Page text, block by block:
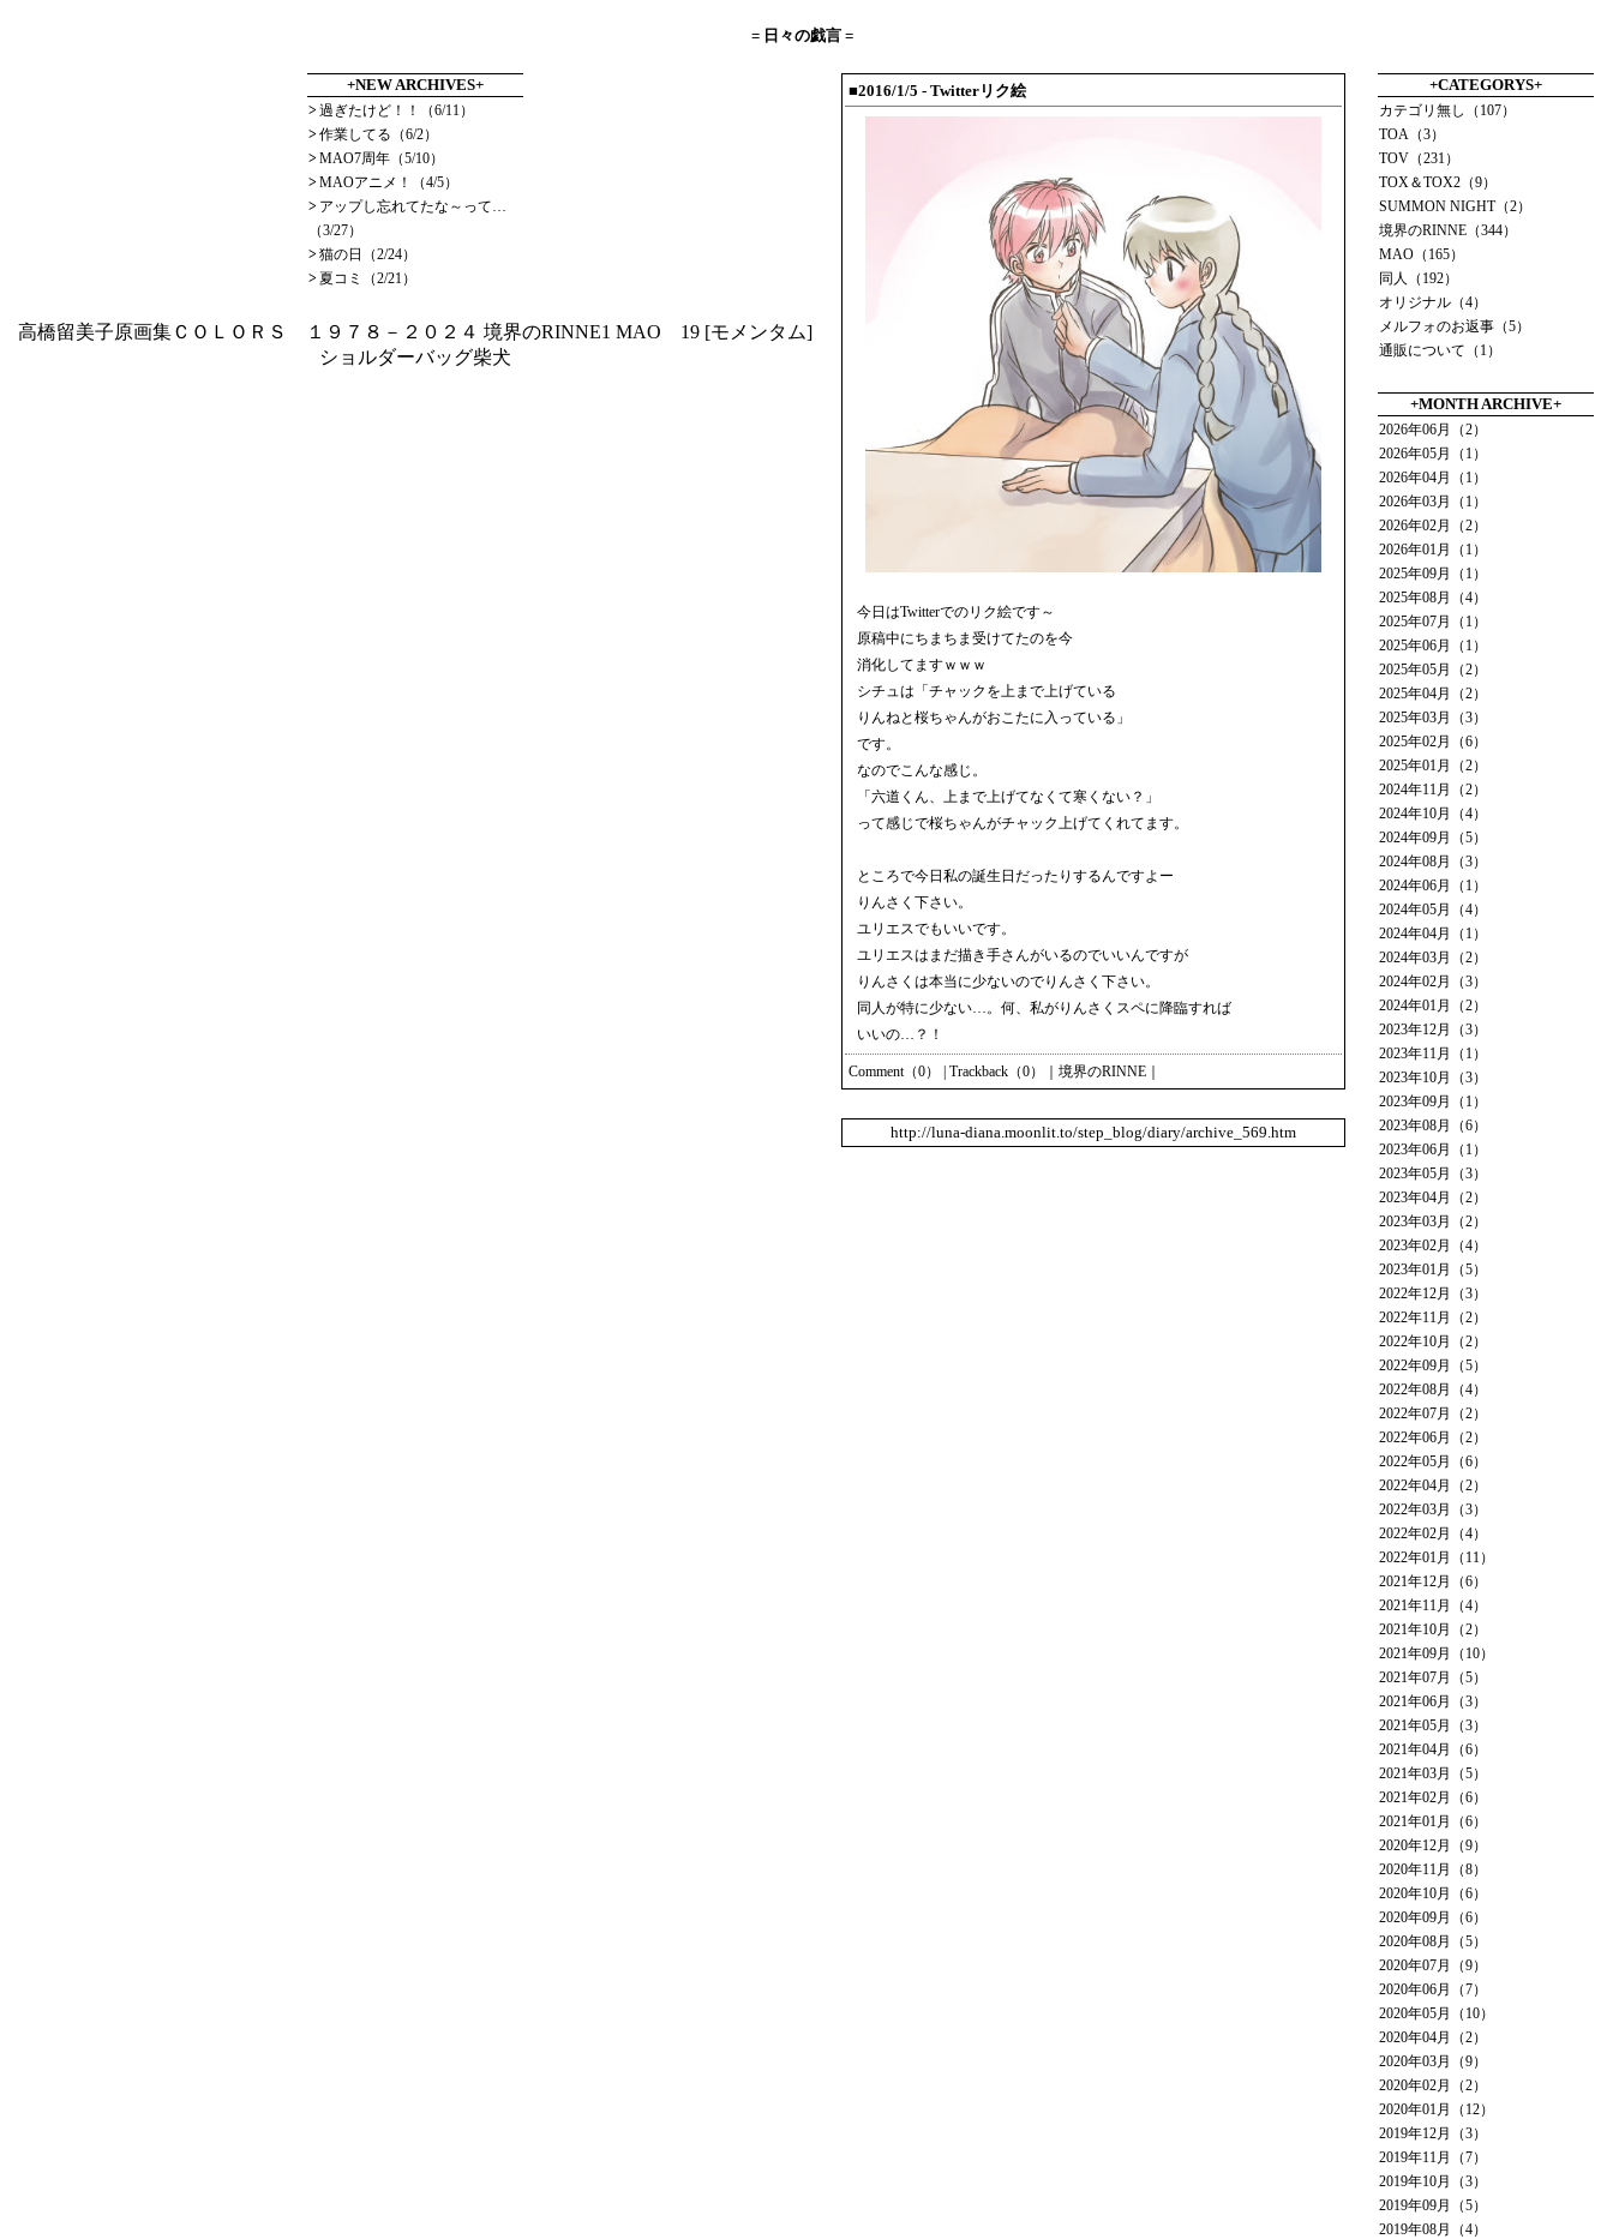
= 日々の戯言 =
+NEW ARCHIVES+
>過ぎたけど！！（6/11）
>作業してる（6/2）
>MAO7周年（5/10）
>MAOアニメ！（4/5）
> アップし忘れてたな～って…
（3/27）
>猫の日（2/24）
>夏コミ（2/21）
高橋留美子原画集ＣＯＬＯＲＳ １９７８－２０２４ 境界のRINNE1 MAO 19 [モメンタム]
ショルダーバッグ柴犬
■2016/1/5 - Twitterリク絵
今日はTwitterでのリク絵です～
原稿中にちまちま受けてたのを今
消化してますｗｗｗ
シチュは「チャックを上まで上げている
りんねと桜ちゃんがおこたに入っている」
です。
なのでこんな感じ。
「六道くん、上まで上げてなくて寒くない？」
って感じで桜ちゃんがチャック上げてくれてます。
ところで今日私の誕生日だったりするんですよー
りんさく下さい。
ユリエスでもいいです。
ユリエスはまだ描き手さんがいるのでいいんですが
りんさくは本当に少ないのでりんさく下さい。
同人が特に少ない…。何、私がりんさくスペに降臨すれば
いいの…？！
Comment（0） Trackback（0） 境界のRINNE
http://luna-diana.moonlit.to/step_blog/diary/archive_569.htm
+CATEGORYS+
カテゴリ無し（107）
TOA（3）
TOV（231）
TOX＆TOX2（9）
SUMMON NIGHT（2）
境界のRINNE（344）
MAO（165）
同人（192）
オリジナル（4）
メルフォのお返事（5）
通販について（1）
+MONTH ARCHIVE+
2026年06月（2）
2026年05月（1）
2026年04月（1）
2026年03月（1）
2026年02月（2）
2026年01月（1）
2025年09月（1）
2025年08月（4）
2025年07月（1）
2025年06月（1）
2025年05月（2）
2025年04月（2）
2025年03月（3）
2025年02月（6）
2025年01月（2）
2024年11月（2）
2024年10月（4）
2024年09月（5）
2024年08月（3）
2024年06月（1）
2024年05月（4）
2024年04月（1）
2024年03月（2）
2024年02月（3）
2024年01月（2）
2023年12月（3）
2023年11月（1）
2023年10月（3）
2023年09月（1）
2023年08月（6）
2023年06月（1）
2023年05月（3）
2023年04月（2）
2023年03月（2）
2023年02月（4）
2023年01月（5）
2022年12月（3）
2022年11月（2）
2022年10月（2）
2022年09月（5）
2022年08月（4）
2022年07月（2）
2022年06月（2）
2022年05月（6）
2022年04月（2）
2022年03月（3）
2022年02月（4）
2022年01月（11）
2021年12月（6）
2021年11月（4）
2021年10月（2）
2021年09月（10）
2021年07月（5）
2021年06月（3）
2021年05月（3）
2021年04月（6）
2021年03月（5）
2021年02月（6）
2021年01月（6）
2020年12月（9）
2020年11月（8）
2020年10月（6）
2020年09月（6）
2020年08月（5）
2020年07月（9）
2020年06月（7）
2020年05月（10）
2020年04月（2）
2020年03月（9）
2020年02月（2）
2020年01月（12）
2019年12月（3）
2019年11月（7）
2019年10月（3）
2019年09月（5）
2019年08月（4）